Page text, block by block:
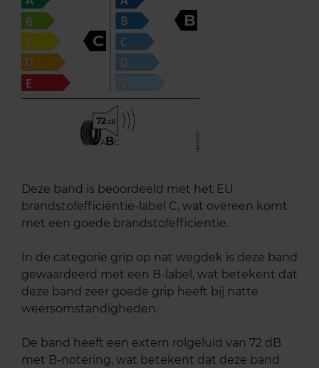
C
B
72
ABC
Deze band is beoordeeld met het EU
brandstofefficiëntie-label C, wat overeen komt
met een goede brandstofefficiëntie.
In de categorie grip op nat wegdek is deze band
gewaardeerd met een B-label, wat betekent dat
deze band zeer goede grip heeft bij natte
weersomstandigheden.
De band heeft een extern rolgeluid van 72 dB
met B-notering, wat betekent dat deze band